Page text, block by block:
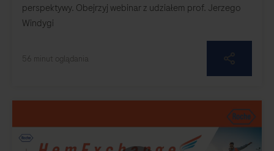
perspektywy. Obejrzyj webinar z udziałem prof. Jerzego
Windygi